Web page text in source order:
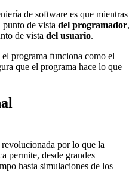
de software es que mientras
punto de vista del programador,
de vista del usuario.
programa funciona como el
que el programa hace lo que
por lo que la
permite, desde grandes
hasta simulaciones de los